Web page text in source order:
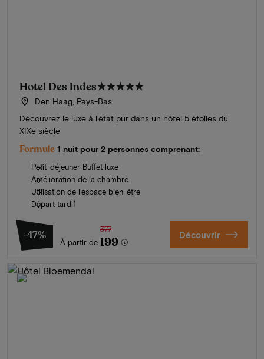
Hotel Des Indes★★★★★
Den Haag, Pays-Bas
Découvrez le luxe à l’état pur dans un hôtel 5 étoiles du
XIXe siècle
Formule 1 nuit pour 2 personnes comprenant:
Petit-déjeuner Buffet luxe
Amélioration de la chambre
Utilisation de l’espace bien-être
Départ tardif
-47%
À partir de
377
199 Découvrir